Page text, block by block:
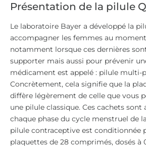
Présentation de la pilule
Le laboratoire Bayer a développé la
accompagner les femmes au
notamment lorsque ces dernières
supporter mais aussi pour prévenir
médicament est appelé : pilule multi-
Concrètement, cela signifie que la
diffère légèrement de celle que vous
une pilule classique. Ces cachets sont
chaque phase du cycle menstruel de
pilule contraceptive est conditionnée
plaquettes de 28 comprimés, dosés à